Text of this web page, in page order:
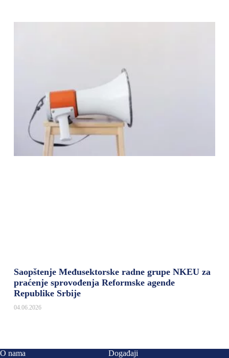
Saopštenje Međusektorske radne grupe NKEU za
praćenje sprovođenja Reformske agende
Republike Srbije
04.06.2026
O nama
Događaji